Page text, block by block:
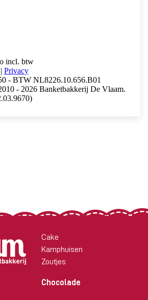
Cake
Kamphuisen
Zoutjes
Chocolade